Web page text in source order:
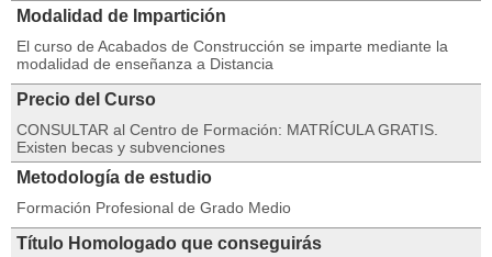
Modalidad de Impartición
El curso de Acabados de Construcción se imparte mediante la
modalidad de enseñanza a Distancia
Precio del Curso
CONSULTAR al Centro de Formación: MATRÍCULA GRATIS.
Existen becas y subvenciones
Metodología de estudio
Formación Profesional de Grado Medio
Título Homologado que conseguirás